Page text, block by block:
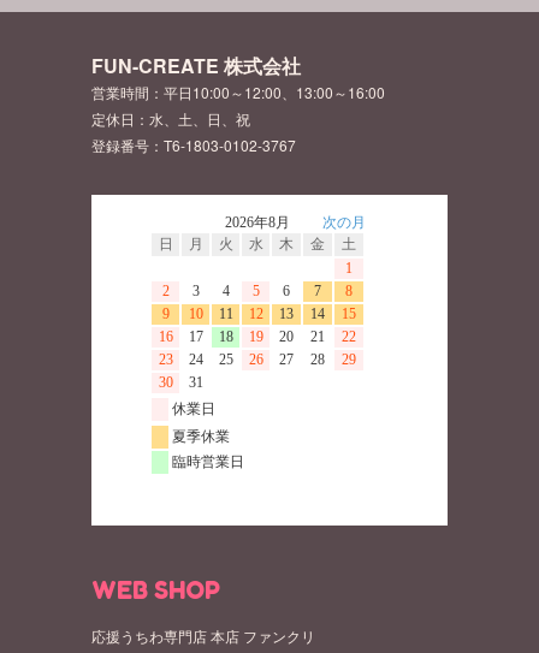
FUN-CREATE 株式会社
営業時間：平日10:00～12:00、13:00～16:00
定休日：水、土、日、祝
登録番号：T6-1803-0102-3767
WEB SHOP
応援うちわ専門店 本店 ファンクリ